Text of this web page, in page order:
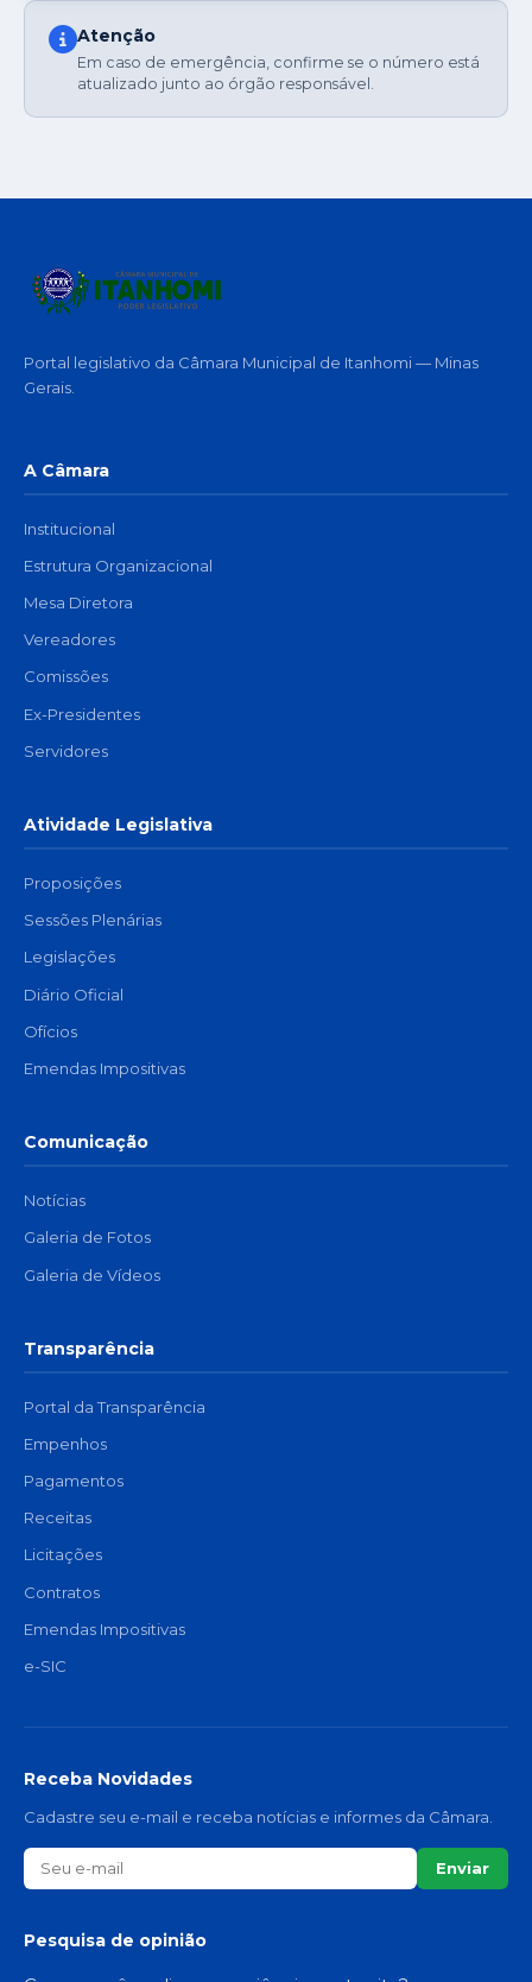
Atenção
Em caso de emergência, confirme se o número está
atualizado junto ao órgão responsável.
Portal legislativo da Câmara Municipal de Itanhomi — Minas
Gerais.
A Câmara
Institucional
Estrutura Organizacional
Mesa Diretora
Vereadores
Comissões
Ex-Presidentes
Servidores
Atividade Legislativa
Proposições
Sessões Plenárias
Legislações
Diário Oficial
Ofícios
Emendas Impositivas
Comunicação
Notícias
Galeria de Fotos
Galeria de Vídeos
Transparência
Portal da Transparência
Empenhos
Pagamentos
Receitas
Licitações
Contratos
Emendas Impositivas
e-SIC
Receba Novidades
Cadastre seu e-mail e receba notícias e informes da Câmara.
Enviar
Pesquisa de opinião